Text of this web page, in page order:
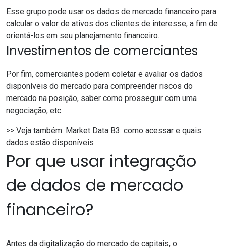
Esse grupo pode usar os dados de mercado financeiro para
calcular o valor de ativos dos clientes de interesse, a fim de
orientá-los em seu planejamento financeiro.
Investimentos de comerciantes
Por fim, comerciantes podem coletar e avaliar os dados
disponíveis do mercado para compreender riscos do
mercado na posição, saber como prosseguir com uma
negociação, etc.
>> Veja também: Market Data B3: como acessar e quais
dados estão disponíveis
Por que usar integração
de dados de mercado
financeiro?
Antes da digitalização do mercado de capitais, o